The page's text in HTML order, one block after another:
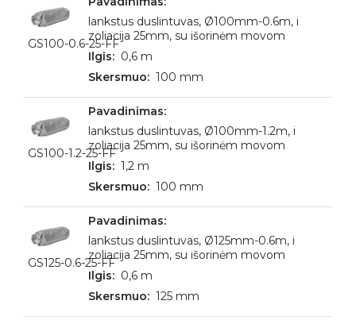
GS100-0.6-25-FF
lankstus duslintuvas, Ø100mm-0.6m, i
zoliacija 25mm, su išorinėm movom
0,6 m
100 mm
GS100-1.2-25-FF
lankstus duslintuvas, Ø100mm-1.2m, i
zoliacija 25mm, su išorinėm movom
1,2 m
100 mm
GS125-0.6-25-FF
lankstus duslintuvas, Ø125mm-0.6m, i
zoliacija 25mm, su išorinėm movom
0,6 m
125 mm